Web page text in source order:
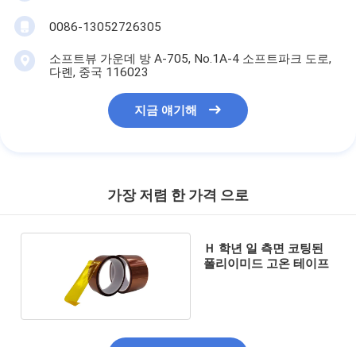
0086-13052726305
소프트뷰 가운데 방 A-705, No.1A-4 소프트파크 도로,
다롄, 중국 116023
지금 얘기해
가장 저렴 한 가격 으로
Ｈ 학년 일 측면 코팅된
폴리이미드 고온 테이프